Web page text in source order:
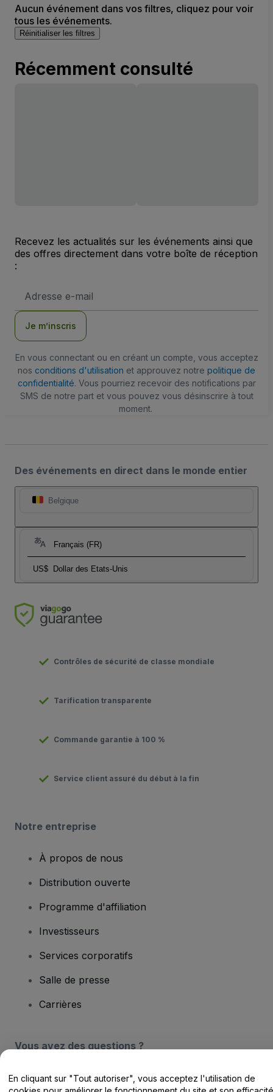
Aucun événement dans vos filtres, cliquez pour voir
tous les événements.
Réinitialiser les filtres
Récemment consulté
Recevez les actualités sur les événements ainsi que
des offres directement dans votre boîte de réception
:
e-
Je m’inscris
En vous connectant ou en créant un compte, vous acceptez
nos conditions d'utilisation et approuvez notre politique de
confidentialité. Vous pourriez recevoir des notifications par
SMS de notre part et vous pouvez vous désinscrire à tout
moment.
Des événements en direct dans le monde entier
Belgique
Français (FR)
US$ Dollar des Etats-Unis
Contrôles de sécurité de classe mondiale
Tarification transparente
Commande garantie à 100 %
Service client assuré du début à la fin
Notre entreprise
À propos de nous
Distribution ouverte
Programme d'affiliation
Investisseurs
Services corporatifs
Salle de presse
Carrières
Vous avez des questions ?
Centre d'assistance / Nous contacter
En cliquant sur "Tout autoriser", vous acceptez l'utilisation de